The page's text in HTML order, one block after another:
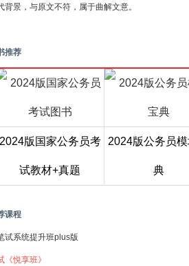
景，与原文不符，属于曲解文意。
推荐
2024版国家公务员考
试教材+真题
2024版公务员
典
课程
试系统提升班plus版
悦享班》